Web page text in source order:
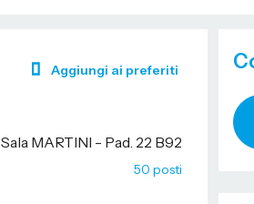
Aggiungi ai preferiti
Sala MARTINI - Pad. 22 B92
50 posti